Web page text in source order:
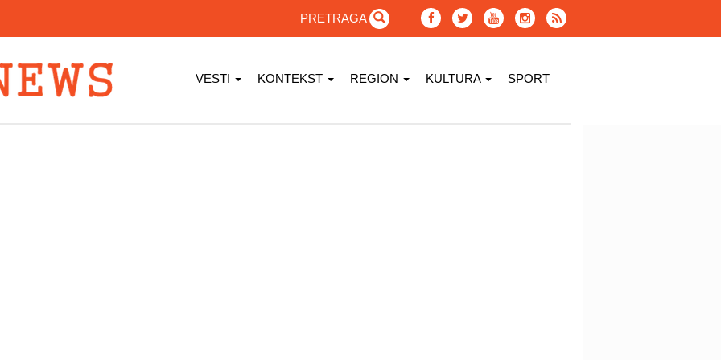
PRETRAGA
VESTI KONTEKST REGION KULTURA SPORT